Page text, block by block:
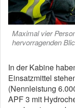
Maximal vier
hervorragenden
In der Kabine
Einsatzmittel
(Nennleistung
APF 3 mit